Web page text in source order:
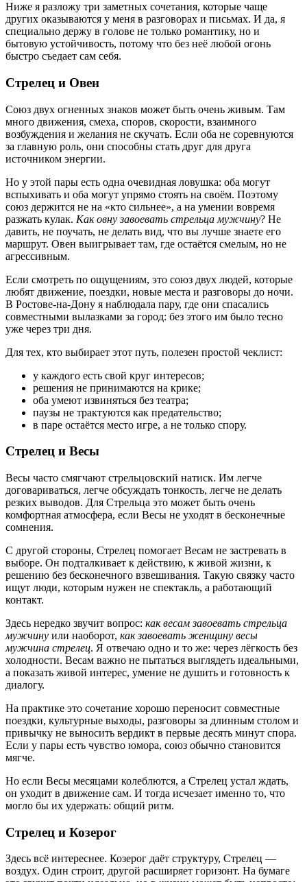
Ниже я разложу три заметных сочетания, которые чаще
других оказываются у меня в разговорах и письмах. И да, я
специально держу в голове не только романтику, но и
бытовую устойчивость, потому что без неё любой огонь
быстро съедает сам себя.
Стрелец и Овен
Союз двух огненных знаков может быть очень живым. Там
много движения, смеха, споров, скорости, взаимного
возбуждения и желания не скучать. Если оба не соревнуются
за главную роль, они способны стать друг для друга
источником энергии.
Но у этой пары есть одна очевидная ловушка: оба могут
вспыхивать и оба могут упрямо стоять на своём. Поэтому
союз держится не на «кто сильнее», а на умении вовремя
разжать кулак. Как овну завоевать стрельца мужчину? Не
давить, не поучать, не делать вид, что вы лучше знаете его
маршрут. Овен выигрывает там, где остаётся смелым, но не
агрессивным.
Если смотреть по ощущениям, это союз двух людей, которые
любят движение, поездки, новые места и разговоры до ночи.
В Ростове-на-Дону я наблюдала пару, где они спасались
совместными вылазками за город: без этого им было тесно
уже через три дня.
Для тех, кто выбирает этот путь, полезен простой чеклист:
у каждого есть свой круг интересов;
решения не принимаются на крике;
оба умеют извиняться без театра;
паузы не трактуются как предательство;
в паре остаётся место игре, а не только спору.
Стрелец и Весы
Весы часто смягчают стрельцовский натиск. Им легче
договариваться, легче обсуждать тонкость, легче не делать
резких выводов. Для Стрельца это может быть очень
комфортная атмосфера, если Весы не уходят в бесконечные
сомнения.
С другой стороны, Стрелец помогает Весам не застревать в
выборе. Он подталкивает к действию, к живой жизни, к
решению без бесконечного взвешивания. Такую связку часто
ищут люди, которым нужен не спектакль, а работающий
контакт.
Здесь нередко звучит вопрос: как весам завоевать стрельца
мужчину или наоборот, как завоевать женщину весы
мужчина стрелец. Я отвечаю одно и то же: через лёгкость без
холодности. Весам важно не пытаться выглядеть идеальными,
а показать живой интерес, умение не душить и готовность к
диалогу.
На практике это сочетание хорошо переносит совместные
поездки, культурные выходы, разговоры за длинным столом и
привычку не выносить вердикт в первые десять минут спора.
Если у пары есть чувство юмора, союз обычно становится
мягче.
Но если Весы месяцами колеблются, а Стрелец устал ждать,
он уходит в движение сам. И тогда исчезает именно то, что
могло бы их удержать: общий ритм.
Стрелец и Козерог
Здесь всё интереснее. Козерог даёт структуру, Стрелец —
воздух. Один строит, другой расширяет горизонт. На бумаге